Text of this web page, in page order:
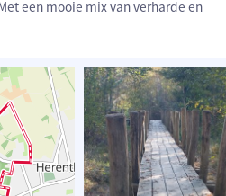
een mooie mix van verharde en